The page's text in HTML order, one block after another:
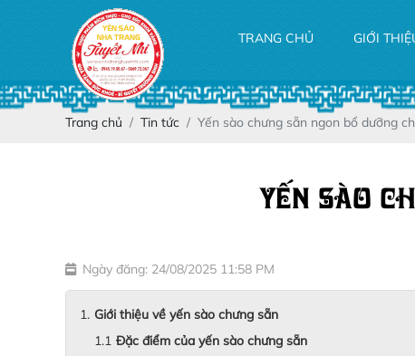
TRANG CHỦ GIỚI
Trang chủ Tin tức Yến sào chưng sẵn ngon bổ dưỡng
YẾN SÀO
Ngày đăng: 24/08/2025 11:58 PM
Giới thiệu về yến sào chưng sẵn
Đặc điểm của yến sào chưng sẵn